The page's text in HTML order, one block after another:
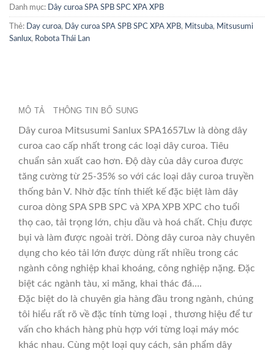
Danh mục: Dây curoa SPA SPB SPC XPA XPB
Thẻ: Day curoa, Dây curoa SPA SPB SPC XPA XPB, Mitsuba, Mitsusumi
Sanlux, Robota Thái Lan
MÔ TẢ THÔNG TIN BỔ SUNG
Dây curoa Mitsusumi Sanlux SPA1657Lw là dòng dây
curoa cao cấp nhất trong các loại dây curoa. Tiêu
chuẩn sản xuất cao hơn. Độ dày của dây curoa được
tăng cường từ 25-35% so với các loại dây curoa truyền
thống bản V. Nhờ đặc tính thiết kế đặc biệt làm dây
curoa dòng SPA SPB SPC và XPA XPB XPC cho tuổi
thọ cao, tải trọng lớn, chịu dầu và hoá chất. Chịu được
bụi và làm được ngoài trời. Dòng dây curoa này chuyên
dụng cho kéo tải lớn được dùng rất nhiều trong các
ngành công nghiệp khai khoáng, công nghiệp nặng. Đặc
biệt các ngành tàu, xi măng, khai thác đá….
Đặc biệt do là chuyên gia hàng đầu trong ngành, chúng
tôi hiểu rất rõ về đặc tính từng loại , thương hiệu để tư
vấn cho khách hàng phù hợp với từng loại máy móc
khác nhau. Cùng một loại quy cách, sản phẩm dây